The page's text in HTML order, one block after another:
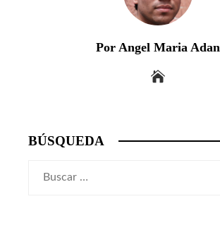
Por Angel Maria Adan
BÚSQUEDA